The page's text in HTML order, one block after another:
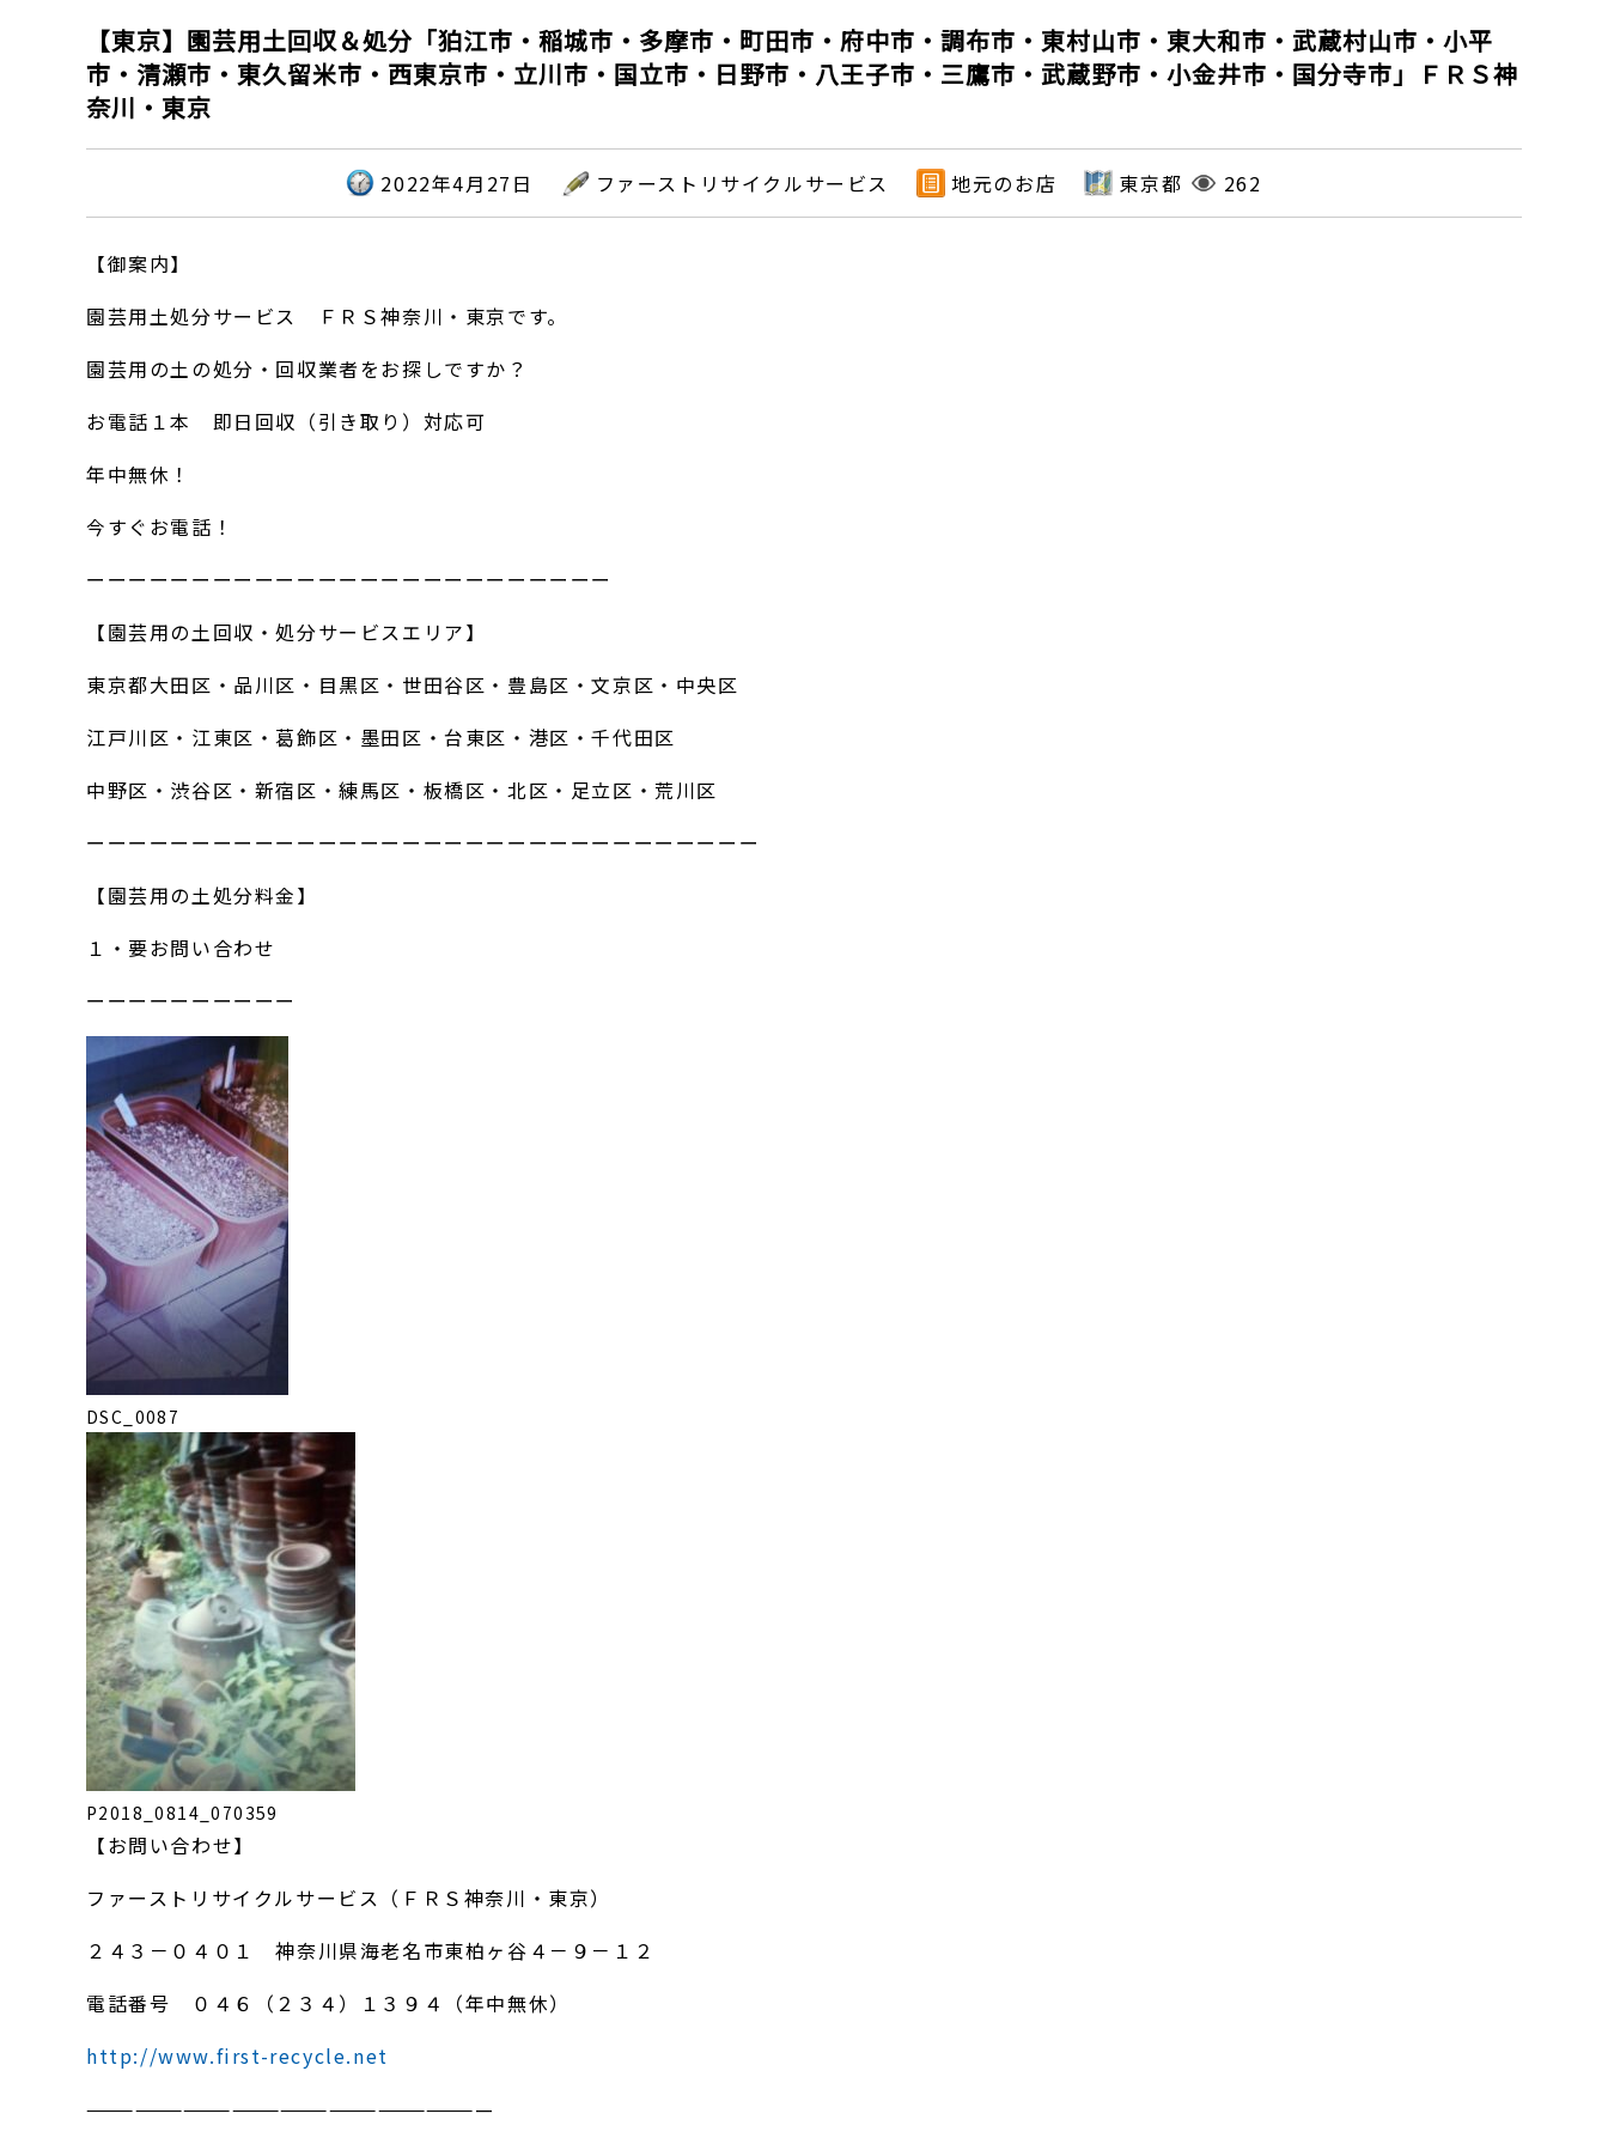
【東京】園芸用土回収＆処分「狛江市・稲城市・多摩市・町田市・府中市・調布市・東村山市・東大和市・武蔵村山市・小平
市・清瀬市・東久留米市・西東京市・立川市・国立市・日野市・八王子市・三鷹市・武蔵野市・小金井市・国分寺市」ＦＲＳ神
奈川・東京
2022年4月27日 ファーストリサイクルサービス 地元のお店 東京都 262
【御案内】
園芸用土処分サービス ＦＲＳ神奈川・東京です。
園芸用の土の処分・回収業者をお探しですか？
お電話１本 即日回収（引き取り）対応可
年中無休！
今すぐお電話！
ーーーーーーーーーーーーーーーーーーーーーーーーー
【園芸用の土回収・処分サービスエリア】
東京都大田区・品川区・目黒区・世田谷区・豊島区・文京区・中央区
江戸川区・江東区・葛飾区・墨田区・台東区・港区・千代田区
中野区・渋谷区・新宿区・練馬区・板橋区・北区・足立区・荒川区
ーーーーーーーーーーーーーーーーーーーーーーーーーーーーーーーー
【園芸用の土処分料金】
１・要お問い合わせ
ーーーーーーーーーー
DSC_0087
P2018_0814_070359
【お問い合わせ】
ファーストリサイクルサービス（ＦＲＳ神奈川・東京）
２４３－０４０１ 神奈川県海老名市東柏ヶ谷４－９－１２
電話番号 ０４６（２３４）１３９４（年中無休）
http://www.first-recycle.net
—————————————————————————